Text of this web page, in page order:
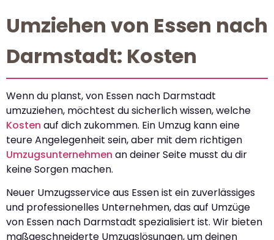
Umziehen von Essen nach
Darmstadt: Kosten
Wenn du planst, von Essen nach Darmstadt
umzuziehen, möchtest du sicherlich wissen, welche
Kosten auf dich zukommen. Ein Umzug kann eine
teure Angelegenheit sein, aber mit dem richtigen
Umzugsunternehmen an deiner Seite musst du dir
keine Sorgen machen.
Neuer Umzugsservice aus Essen ist ein zuverlässiges
und professionelles Unternehmen, das auf Umzüge
von Essen nach Darmstadt spezialisiert ist. Wir bieten
maßgeschneiderte Umzugslösungen, um deinen